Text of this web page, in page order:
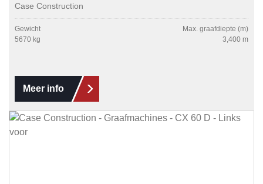
Case Construction
Gewicht
5670 kg
Max. graafdiepte (m)
3,400 m
Meer info